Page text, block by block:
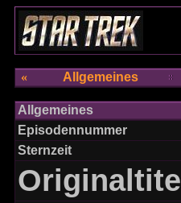
« Allgemeines
Allgemeines
Episodennummer
Sternzeit
Originaltitel